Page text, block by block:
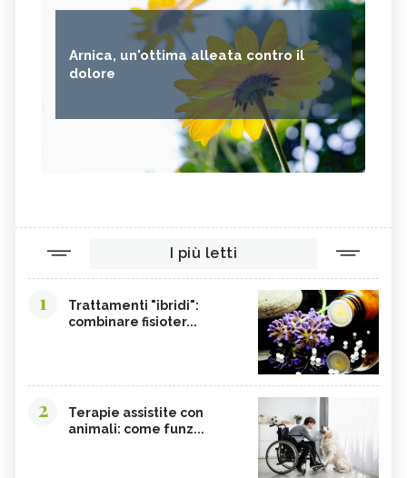
Arnica, un'ottima alleata contro il
dolore
I più letti
1
Trattamenti "ibridi":
combinare fisioter...
2
Terapie assistite con
animali: come funz...